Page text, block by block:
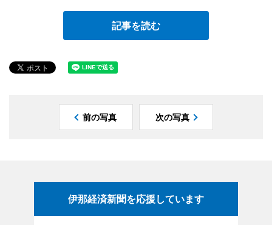
記事を読む
前の写真 次の写真
伊那経済新聞を応援しています